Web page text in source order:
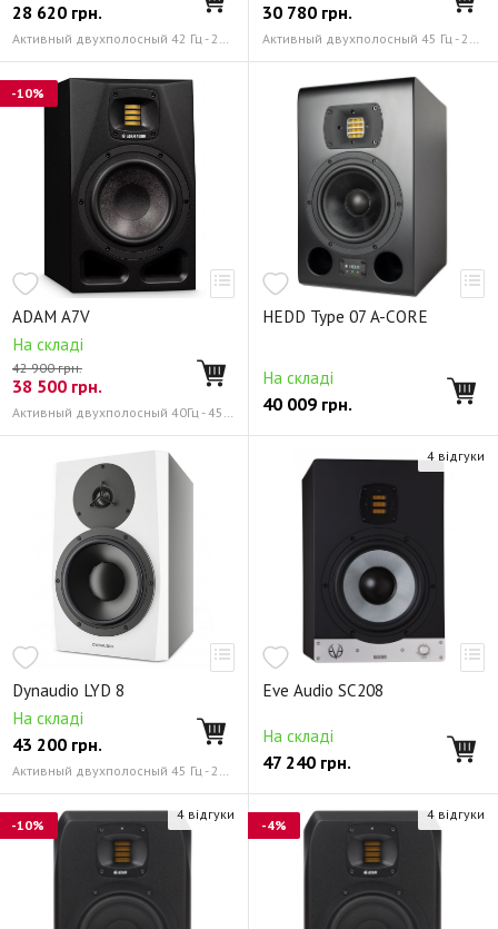
28 620 грн.
Активный двухполосный 42 Гц - 24 кГц
30 780 грн.
Активный двухполосный 45 Гц - 22 кГц
ADAM A7V
На складі
42 900 грн.
38 500 грн.
Активный двухполосный 40Гц - 45 кГц
-10%
HEDD Type 07 A-CORE
На складі
40 009 грн.
Dynaudio LYD 8
На складі
43 200 грн.
Активный двухполосный 45 Гц - 22 кГц
Eve Audio SC208
На складі
47 240 грн.
4 відгуки
4 відгуки
-10%
4 відгуки
-4%